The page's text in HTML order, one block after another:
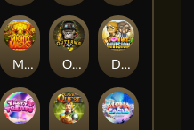
Mighty Masks Outlasw Inc Donut Division